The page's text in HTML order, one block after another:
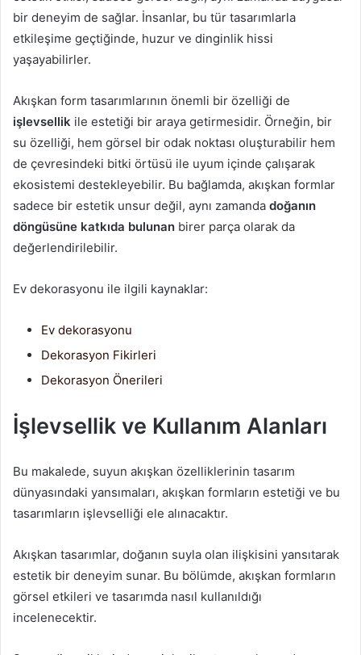
bir deneyim de sağlar. İnsanlar, bu tür tasarımlarla
etkileşime geçtiğinde, huzur ve dinginlik hissi
yaşayabilirler.
Akışkan form tasarımlarının önemli bir özelliği de
işlevsellik ile estetiği bir araya getirmesidir. Örneğin, bir
su özelliği, hem görsel bir odak noktası oluşturabilir hem
de çevresindeki bitki örtüsü ile uyum içinde çalışarak
ekosistemi destekleyebilir. Bu bağlamda, akışkan formlar
sadece bir estetik unsur değil, aynı zamanda doğanın
döngüsüne katkıda bulunan birer parça olarak da
değerlendirilebilir.
Ev dekorasyonu ile ilgili kaynaklar:
Ev dekorasyonu
Dekorasyon Fikirleri
Dekorasyon Önerileri
İşlevsellik ve Kullanım Alanları
Bu makalede, suyun akışkan özelliklerinin tasarım
dünyasındaki yansımaları, akışkan formların estetiği ve bu
tasarımların işlevselliği ele alınacaktır.
Akışkan tasarımlar, doğanın suyla olan ilişkisini yansıtarak
estetik bir deneyim sunar. Bu bölümde, akışkan formların
görsel etkileri ve tasarımda nasıl kullanıldığı
incelenecektir.